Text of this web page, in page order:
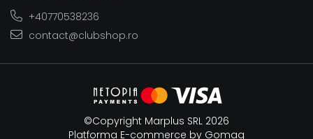
+40770538236
contact@clubshop.ro
©Copyright Marplus SRL 2026
Platforma E-commerce by Gomag